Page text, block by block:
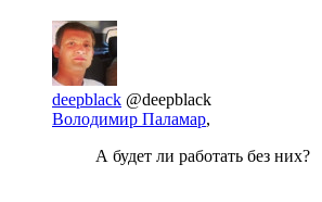
deepblack @deepblack
Володимир Паламар,
А будет ли работать без них?